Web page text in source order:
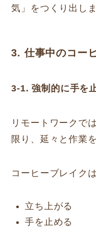
気」をつくり出しま
3. 仕事中のコー
3-1. 強制的に手を
リモートワークで
限り、延々と作業
コーヒーブレイクは
立ち上がる
手を止める